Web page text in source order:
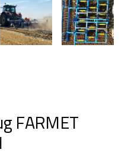
FARMET